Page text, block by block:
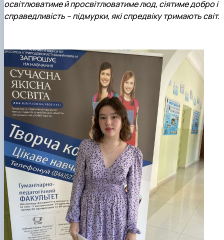
освітлюватиме й просвітлюватиме люд, сіятиме добро і
справедливість – підмурки, які спредвіку тримають світ.